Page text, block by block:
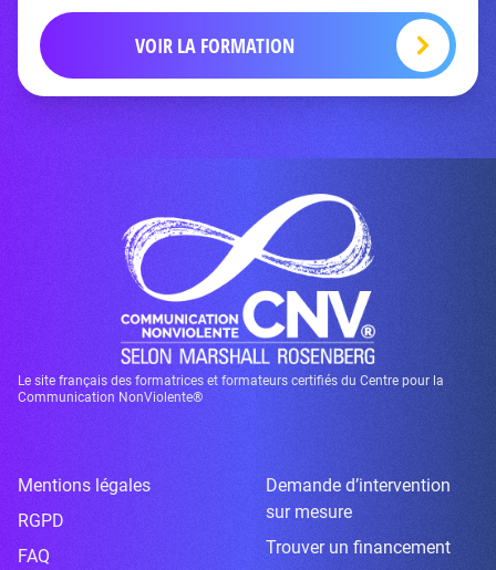
VOIR LA FORMATION
Le site français des formatrices et formateurs certifiés du Centre pour la
Communication NonViolente®
Mentions légales
RGPD
FAQ
Demande d’intervention
sur mesure
Trouver un financement